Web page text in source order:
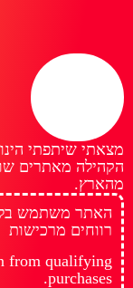
מצאתי שיתפתי
הקהילה מאתרים
מהארץ.
האתר משתמש
רווחים מרכישות
from qualifying
purchases.